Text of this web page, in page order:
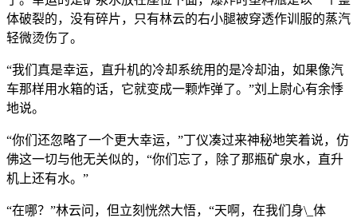
体破裂的，没有碎片，只有林云的右小腿被穿透作训服的蒸汽
轻微烫伤了。
“我们真是幸运，直升机的冷却系统用的是冷却油，如果像汽
车那样用水箱的话，它就变成一颗炸弹了。”刘上尉心有余悸
地说。
“你们还忽略了一个更大幸运，”丁仪凑过来神秘地笑着说，仿
佛这一切与他无关似的，“你们忘了，除了那瓶矿泉水，直升
机上还有水。”
“在哪？”林云问，但立刻恍然大悟，“天啊，在我们身\_体